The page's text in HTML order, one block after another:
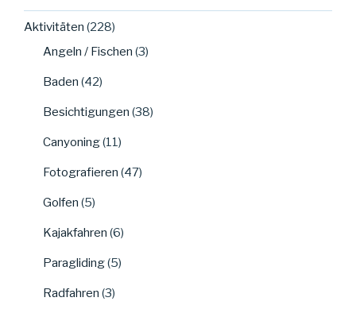
Aktivitäten (228)
Angeln / Fischen (3)
Baden (42)
Besichtigungen (38)
Canyoning(11)
Fotografieren (47)
Golfen (5)
Kajakfahren (6)
Paragliding(5)
Radfahren (3)